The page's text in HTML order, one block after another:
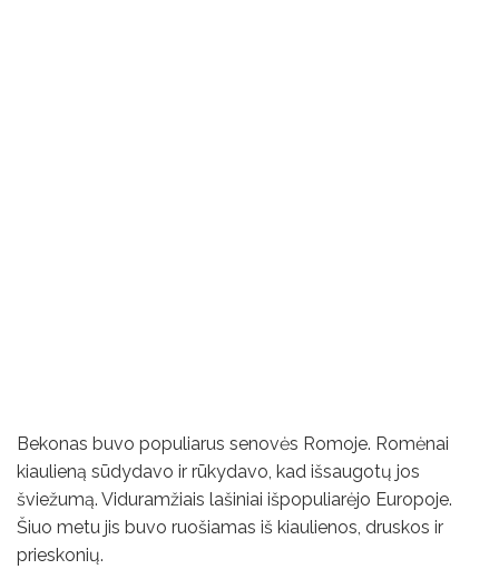
Bekonas buvo populiarus senovės Romoje. Romėnai
kiaulieną sūdydavo ir rūkydavo, kad išsaugotų jos
šviežumą. Viduramžiais lašiniai išpopuliarėjo Europoje.
Šiuo metu jis buvo ruošiamas iš kiaulienos, druskos ir
prieskonių.